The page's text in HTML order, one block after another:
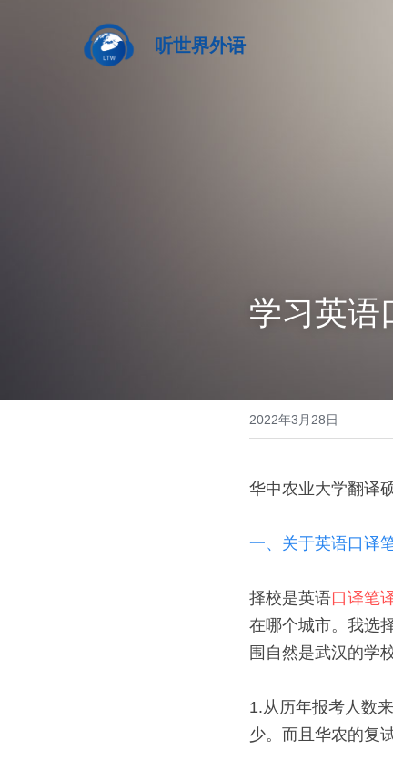
听世界外语
学习英语
2022年3月28日
华中农业大学翻译
一、关于英语口译
择校是英语口译笔
在哪个城市。我选
围自然是武汉的学
1.从历年报考人数
少。而且华农的复